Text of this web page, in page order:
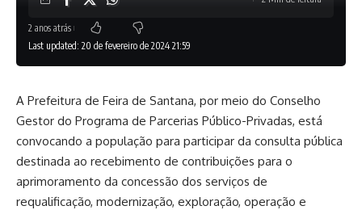
Last updated: 20 de fevereiro de 2024 21:59
2 anos atrás
A Prefeitura de Feira de Santana, por meio do Conselho
Gestor do Programa de Parcerias Público-Privadas, está
convocando a população para participar da consulta pública
destinada ao recebimento de contribuições para o
aprimoramento da concessão dos serviços de
requalificação, modernização, exploração, operação e